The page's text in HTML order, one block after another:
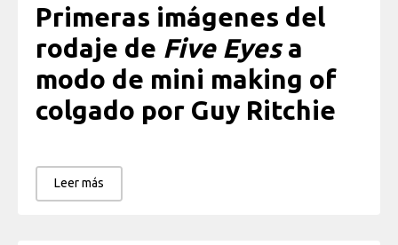
Primeras imágenes del
rodaje de Five Eyesa
modo de mini making of
colgado por Guy Ritchie
Leer más